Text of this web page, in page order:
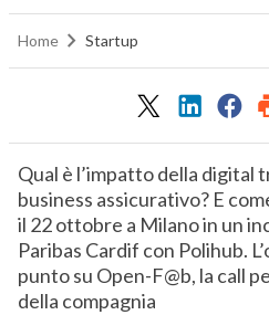
Home Startup
Qual è l’impatto della digital
business assicurativo? E
il 22 ottobre a Milano in un
Paribas Cardif con Polihub.
punto su Open-F@b, la call
della compagnia